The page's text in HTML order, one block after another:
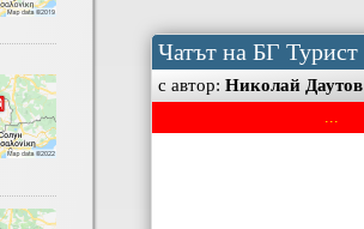
Чатът на БГ Турист
с автор: Николай Даутов
...